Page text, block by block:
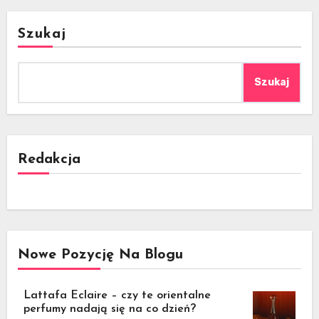
Szukaj
Szukaj
Redakcja
Nowe Pozycję Na Blogu
Lattafa Eclaire – czy te orientalne
perfumy nadają się na co dzień?